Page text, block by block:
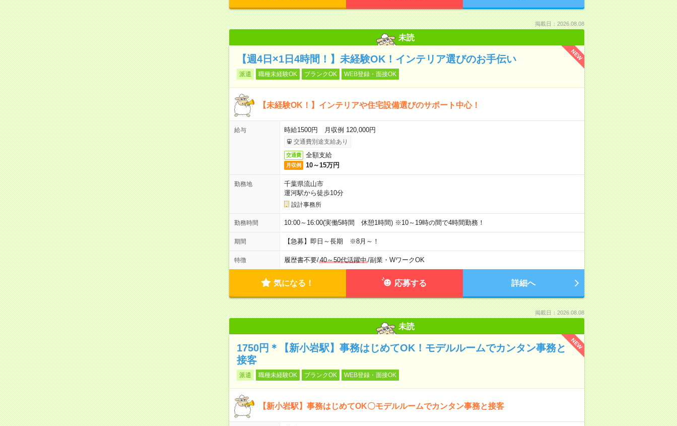
掲載日：2026.08.08
未読
NEW
【週4日×1日4時間！】未経験OK！インテリア選びのお手伝い
派遣 職種未経験OK ブランクOK WEB登録・面接OK
【未経験OK！】インテリアや住宅設備選びのサポート中心！
給与 時給1500円 月収例 120,000円
交通費別途支給あり
交通費 全額支給
月収例 10～15万円
勤務地
千葉県流山市
運河駅から徒歩10分
設計事務所
勤務時間 10:00～16:00(実働5時間 休憩1時間) ※10～19時の間で4時間勤務！
期間 【急募】即日～長期 ※8月～！
特徴 履歴書不要/40～50代活躍中/副業・WワークOK
気になる！ 応募する 詳細へ
掲載日：2026.08.08
未読
NEW
1750円＊【新小岩駅】事務はじめてOK！モデルルームでカンタン事務と
接客
派遣 職種未経験OK ブランクOK WEB登録・面接OK
【新小岩駅】事務はじめてOK〇モデルルームでカンタン事務と接客